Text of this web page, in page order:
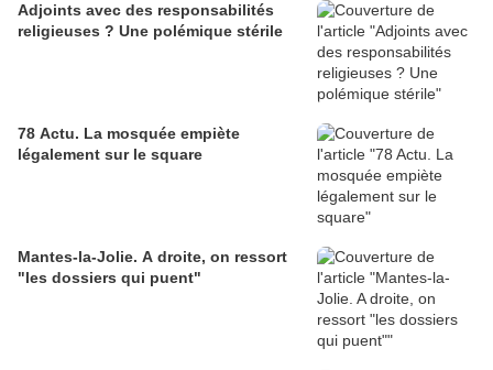
Adjoints avec des responsabilités
religieuses ? Une polémique stérile
78 Actu. La mosquée empiète
légalement sur le square
Mantes-la-Jolie. A droite, on ressort
"les dossiers qui puent"